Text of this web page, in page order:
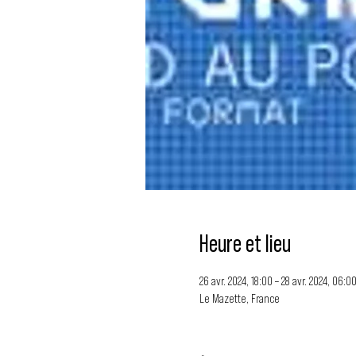
Heure et lieu
26 avr. 2024, 18:00 – 28 avr. 2024, 06:00
Le Mazette, France